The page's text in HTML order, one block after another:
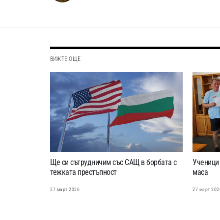
ВИЖТЕ ОЩЕ
Ще си сътрудничим със САЩ в борбата с
тежката престъпност
27 март 2026
Ученици
маса
27 март